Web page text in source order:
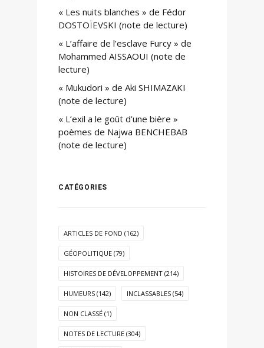
« Les nuits blanches » de Fédor
DOSTOÏEVSKI (note de lecture)
« L’affaire de l’esclave Furcy » de
Mohammed AISSAOUI (note de
lecture)
« Mukudori » de Aki SHIMAZAKI
(note de lecture)
« L’exil a le goût d’une bière »
poèmes de Najwa BENCHEBAB
(note de lecture)
CATÉGORIES
ARTICLES DE FOND (162)
GÉOPOLITIQUE (79)
HISTOIRES DE DÉVELOPPEMENT (214)
HUMEURS (142) INCLASSABLES (54)
NON CLASSÉ (1)
NOTES DE LECTURE (304)